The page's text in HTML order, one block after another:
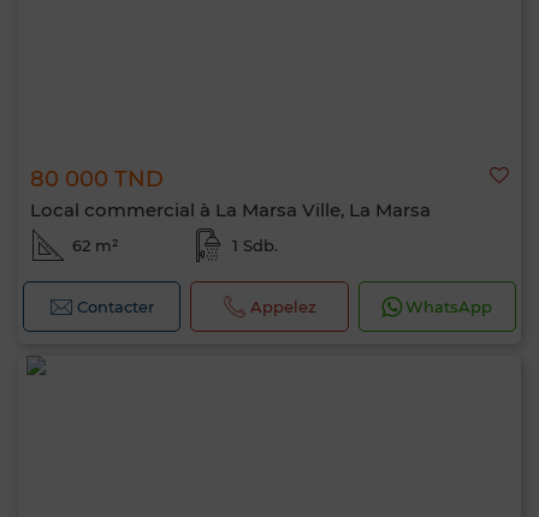
80 000 TND
Local commercial à La Marsa Ville, La Marsa
62 m² 1 Sdb.
Contacter Appelez WhatsApp